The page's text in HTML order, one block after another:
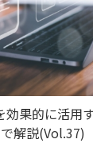
果的に活用
解説(Vol.37)